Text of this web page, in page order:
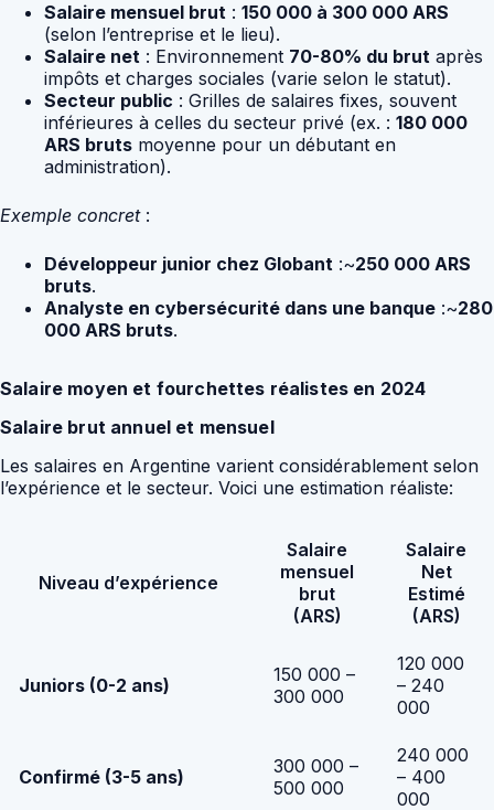
Salaire mensuel brut : 150 000 à 300 000 ARS
(selon l’entreprise et le lieu).
Salaire net : Environnement 70-80% du brut après
impôts et charges sociales (varie selon le statut).
Secteur public : Grilles de salaires fixes, souvent
inférieures à celles du secteur privé (ex. : 180 000
ARS bruts moyenne pour un débutant en
administration).
Exemple concret:
Développeur junior chez Globant :~250 000 ARS
bruts.
Analyste en cybersécurité dans une banque :~280
000 ARS bruts.
Salaire moyen et fourchettes réalistes en 2024
Salaire brut annuel et mensuel
Les salaires en Argentine varient considérablement selon
l’expérience et le secteur. Voici une estimation réaliste:
Niveau d’expérience
Salaire
mensuel
brut
(ARS)
Salaire
Net
Estimé
(ARS)
Juniors (0-2 ans)
150 000 –
300 000
120 000
– 240
000
Confirmé (3-5 ans)
300 000 –
500 000
240 000
– 400
000